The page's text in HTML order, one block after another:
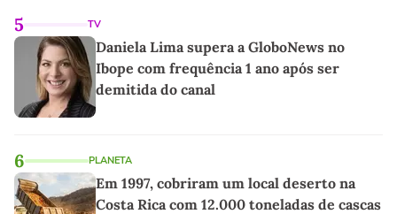
5 TV
Daniela Lima supera a GloboNews no
Ibope com frequência 1 ano após ser
demitida do canal
6 PLANETA
Em 1997, cobriram um local deserto na
Costa Rica com 12.000 toneladas de cascas